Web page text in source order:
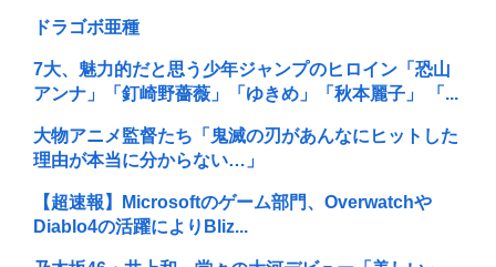
ドラゴボ亜種
7大、魅力的だと思う少年ジャンプのヒロイン「恐山
アンナ」「釘崎野薔薇」「ゆきめ」「秋本麗子」 「...
大物アニメ監督たち「鬼滅の刃があんなにヒットした
理由が本当に分からない…」
【超速報】Microsoftのゲーム部門、Overwatchや
Diablo4の活躍によりBliz...